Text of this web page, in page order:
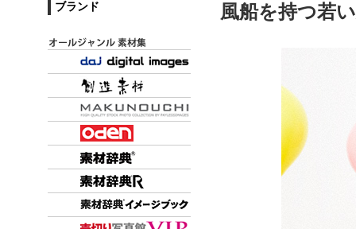
ブランド 風船を持つ若